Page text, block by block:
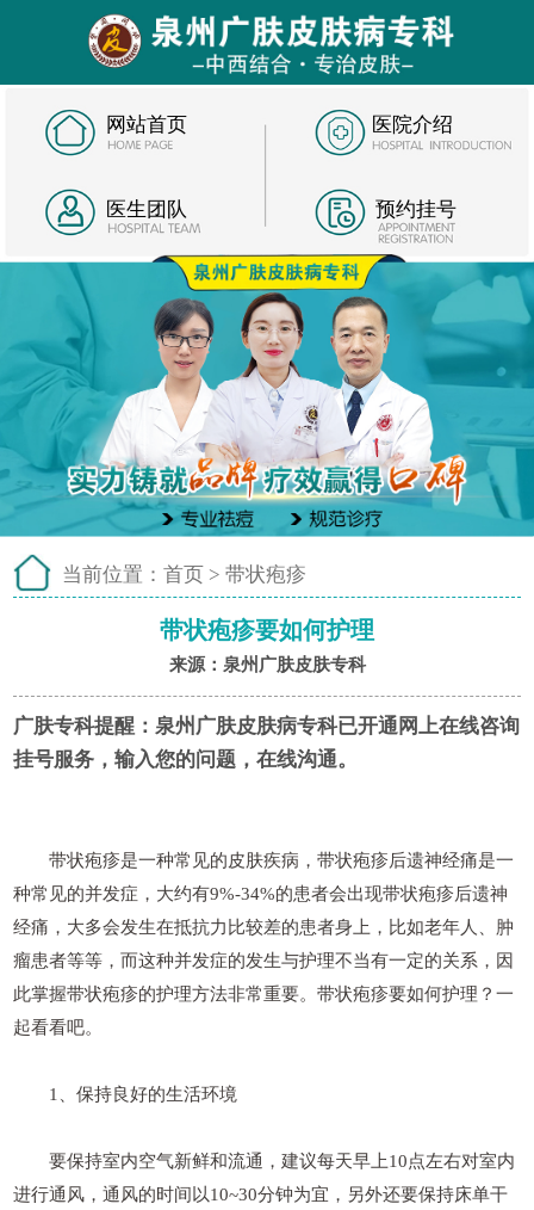
网站首页 医院介绍
医生团队 预约挂号
当前位置： 首页 > 带状疱疹
带状疱疹要如何护理
来源：泉州广肤皮肤专科
广肤专科提醒： 泉州广肤皮肤病专科已开通网上在线咨询
挂号服务，输入您的问题，在线沟通。
带状疱疹是一种常见的皮肤疾病，带状疱疹后遗神经痛是一
种常见的并发症，大约有9%-34%的患者会出现带状疱疹后遗神
经痛，大多会发生在抵抗力比较差的患者身上，比如老年人、肿
瘤患者等等，而这种并发症的发生与护理不当有一定的关系，因
此掌握带状疱疹的护理方法非常重要。带状疱疹要如何护理？一
起看看吧。
1、保持良好的生活环境
要保持室内空气新鲜和流通，建议每天早上10点左右对室内
进行通风，通风的时间以10~30分钟为宜，另外还要保持床单干